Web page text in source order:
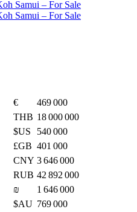
€
469 000
THB 18 000 000
$US
540 000
£GB 401 000
CNY 3 646 000
RUB 42 892 000
₪
1 646 000
$AU 769 000